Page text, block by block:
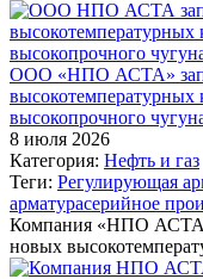
ООО «НПО АСТА»
высокотемпературных
высокопрочного
8 июля 2026
Категория: Нефть и газ
Теги: Регулирующая
арматурасерийное
Компания «НПО АСТА»
новых